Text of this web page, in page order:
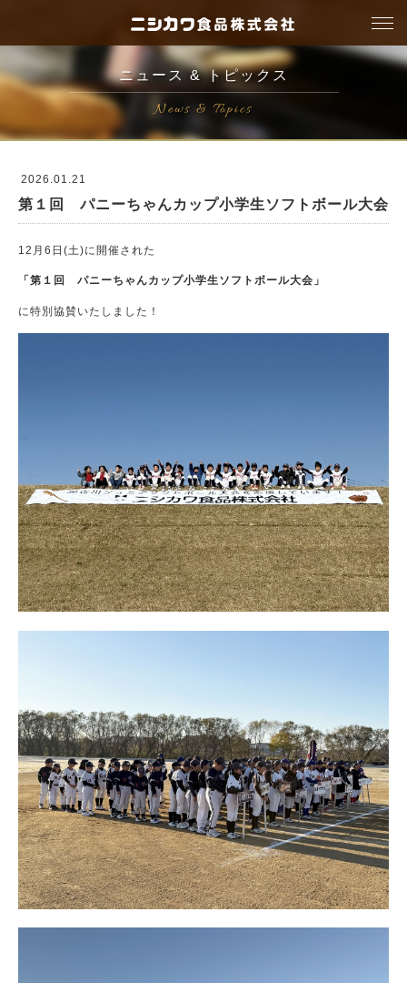
ニュース & トピックス
News & Topics
2026.01.21
第１回 パニーちゃんカップ小学生ソフトボール大会
12月6日(土)に開催された
「第１回 パニーちゃんカップ小学生ソフトボール大会」
に特別協賛いたしました！